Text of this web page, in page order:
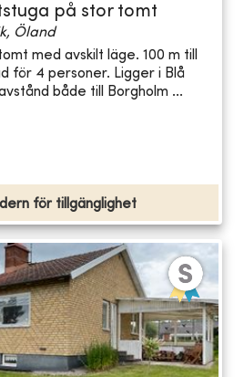
på stor tomt
Öland
med avskilt läge. 100 m till
för 4 personer. Ligger i Blå
både till Borgholm ...
för tillgänglighet